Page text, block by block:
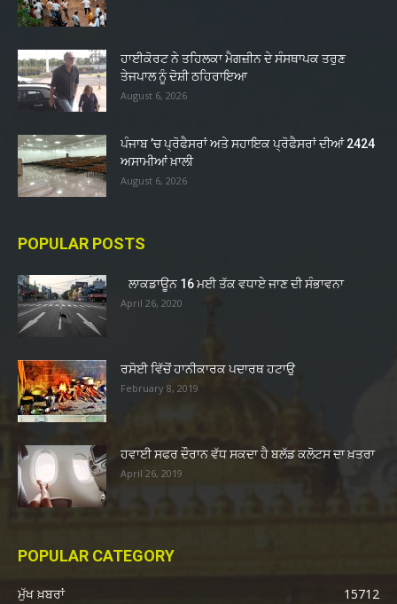
ਹਾਈਕੋਰਟ ਨੇ ਤਹਿਲਕਾ ਮੈਗਜ਼ੀਨ ਦੇ ਸੰਸਥਾਪਕ ਤਰੁਣ
ਤੇਜਪਾਲ ਨੂੰ ਦੋਸ਼ੀ ਠਹਿਰਾਇਆ
August 6, 2026
ਪੰਜਾਬ ’ਚ ਪ੍ਰੋਫੈਸਰਾਂ ਅਤੇ ਸਹਾਇਕ ਪ੍ਰੋਫੈਸਰਾਂ ਦੀਆਂ 2424
ਅਸਾਮੀਆਂ ਖ਼ਾਲੀ
August 6, 2026
POPULAR POSTS
ਲਾਕਡਾਊਨ 16 ਮਈ ਤੱਕ ਵਧਾਏ ਜਾਣ ਦੀ ਸੰਭਾਵਨਾ
April 26, 2020
ਰਸੋਈ ਵਿੱਚੋਂ ਹਾਨੀਕਾਰਕ ਪਦਾਰਥ ਹਟਾਉ
February 8, 2019
ਹਵਾਈ ਸਫਰ ਦੌਰਾਨ ਵੱਧ ਸਕਦਾ ਹੈ ਬਲੱਡ ਕਲੋਟਸ ਦਾ ਖ਼ਤਰਾ
April 26, 2019
POPULAR CATEGORY
ਮੁੱਖ ਖ਼ਬਰਾਂ
15712